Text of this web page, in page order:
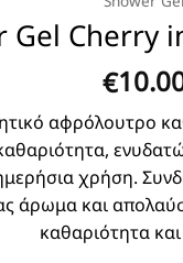
Gel Cherry
€
αφρόλουτρο
χρήση.
άρωμα και
καθαριότητα